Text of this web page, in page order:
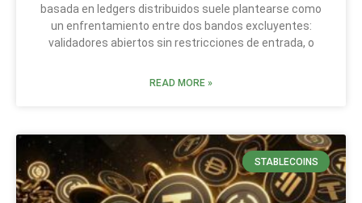
basada en ledgers distribuidos suele plantearse como
un enfrentamiento entre dos bandos excluyentes:
validadores abiertos sin restricciones de entrada, o
READ MORE »
STABLECOINS